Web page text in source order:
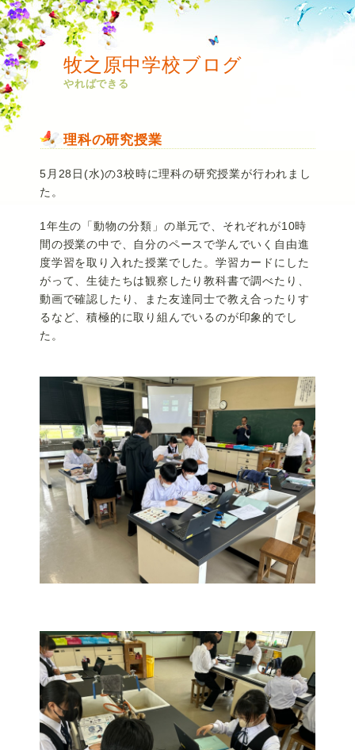
牧之原中学校ブログ
やればできる
理科の研究授業
5月28日(水)の3校時に理科の研究授業が行われまし
た。
1年生の「動物の分類」の単元で、それぞれが10時
間の授業の中で、自分のペースで学んでいく自由進
度学習を取り入れた授業でした。学習カードにした
がって、生徒たちは観察したり教科書で調べたり、
動画で確認したり、また友達同士で教え合ったりす
るなど、積極的に取り組んでいるのが印象的でし
た。